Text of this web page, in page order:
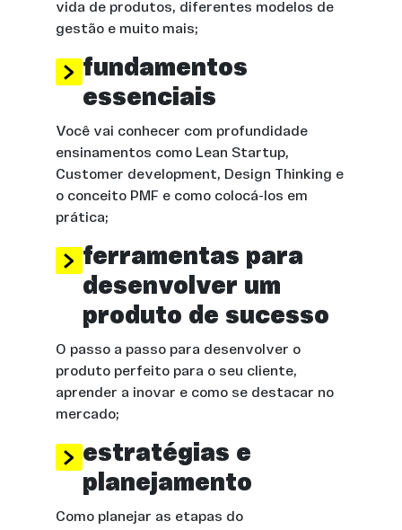
vida de produtos, diferentes modelos de
gestão e muito mais;
fundamentos
essenciais
Você vai conhecer com profundidade
ensinamentos como Lean Startup,
Customer development, Design Thinking e
o conceito PMF e como colocá-los em
prática;
ferramentas para
desenvolver um
produto de sucesso
O passo a passo para desenvolver o
produto perfeito para o seu cliente,
aprender a inovar e como se destacar no
mercado;
estratégias e
planejamento
Como planejar as etapas do